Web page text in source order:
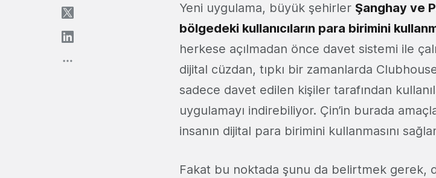
Yeni uygulama, büyük şehirler Şanghay ve
bölgedeki kullanıcıların para birimini
herkese açılmadan önce davet sistemi ile
dijital cüzdan, tıpkı bir zamanlarda
sadece davet edilen kişiler tarafından
uygulamayı indirebiliyor. Çin’in burada
insanın dijital para birimini kullanmasını
Fakat bu noktada şunu da belirtmek gerek,